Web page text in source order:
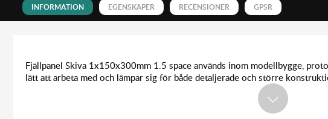
INFORMATION EGENSKAPER RECENSIONER GPSR
Fjällpanel Skiva 1x150x300mm 1.5 space används inom modellbygge,
lätt att arbeta med och lämpar sig för både detaljerade och större